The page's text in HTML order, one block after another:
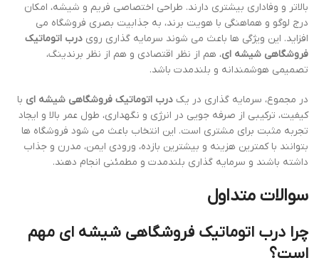
بالاتر و وفاداری بیشتری دارند. طراحی اختصاصی فریم و شیشه، امکان
درج لوگو و هماهنگی با هویت برند، به جذابیت بصری فروشگاه می
افزاید. این ویژگی ها باعث می شوند سرمایه گذاری روی درب اتوماتیک
فروشگاهی شیشه ای، هم از نظر اقتصادی و هم از نظر برندینگ،
تصمیمی هوشمندانه و بلندمدت باشد.
در مجموع، سرمایه گذاری در یک درب اتوماتیک فروشگاهی شیشه ای با
کیفیت، ترکیبی از صرفه جویی در انرژی و نگهداری، طول عمر بالا و ایجاد
تجربه مثبت برای مشتری است. این انتخاب باعث می شود فروشگاه ها
بتوانند با کمترین هزینه و بیشترین بازده، ورودی ایمن، مدرن و جذاب
داشته باشند و سرمایه گذاری بلندمدت و مطمئنی انجام دهند.
سوالات متداول
چرا درب اتوماتیک فروشگاهی شیشه ای مهم
است؟